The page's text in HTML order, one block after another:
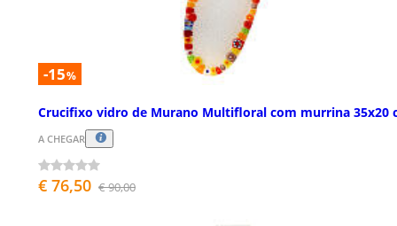
-15%
Crucifixo vidro de Murano Multifloral com murrina 35x20
A CHEGAR
€ 76,50 € 90,00